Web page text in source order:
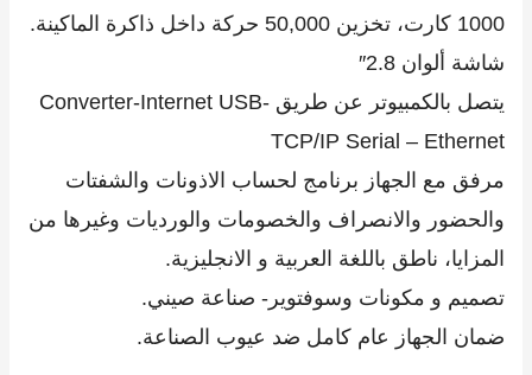
1000 كارت، تخزين 50,000 حركة داخل ذاكرة الماكينة.
شاشة ألوان 2.8″
يتصل بالكمبيوتر عن طريق Converter-Internet USB-
TCP/IP Serial – Ethernet
مرفق مع الجهاز برنامج لحساب الاذونات والشفتات
والحضور والانصراف والخصومات والورديات وغيرها من
المزايا، ناطق باللغة العربية و الانجليزية.
تصميم و مكونات وسوفتوير- صناعة صيني.
ضمان الجهاز عام كامل ضد عيوب الصناعة.